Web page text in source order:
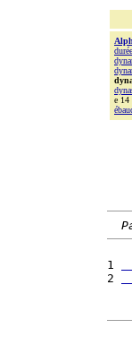
durée
e 14
1
2